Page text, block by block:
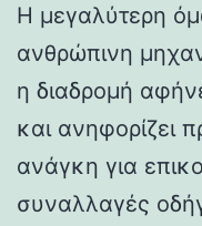
Η μεγαλύτερη
ανθρώπινη
η διαδρομή
και ανηφορίζει
ανάγκη για
συναλλαγές